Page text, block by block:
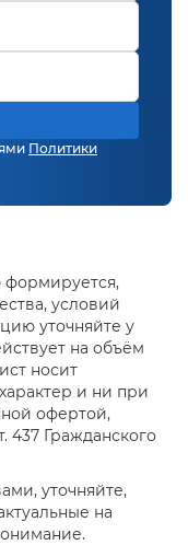
Политики
формируется,
условий
уточняйте у
на объём
носит
и ни при
офертой,
437 Гражданского
уточняйте,
на